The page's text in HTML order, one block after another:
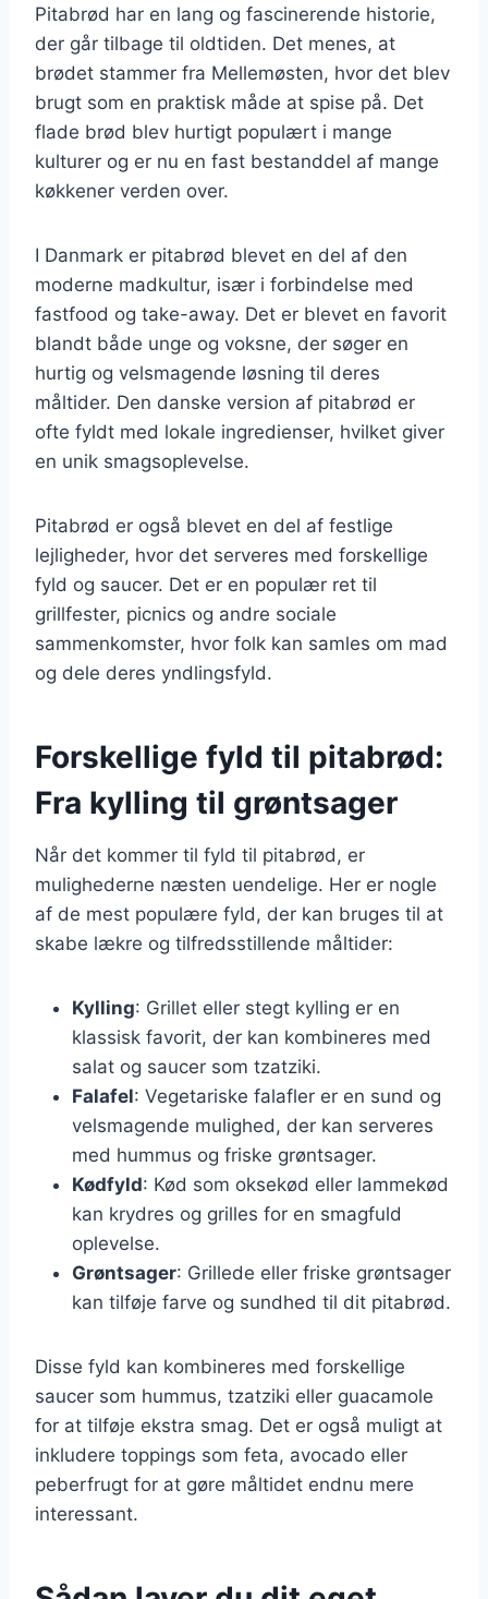
Pitabrød har en lang og fascinerende historie,
der går tilbage til oldtiden. Det menes, at
brødet stammer fra Mellemøsten, hvor det blev
brugt som en praktisk måde at spise på. Det
flade brød blev hurtigt populært i mange
kulturer og er nu en fast bestanddel af mange
køkkener verden over.
I Danmark er pitabrød blevet en del af den
moderne madkultur, især i forbindelse med
fastfood og take-away. Det er blevet en favorit
blandt både unge og voksne, der søger en
hurtig og velsmagende løsning til deres
måltider. Den danske version af pitabrød er
ofte fyldt med lokale ingredienser, hvilket giver
en unik smagsoplevelse.
Pitabrød er også blevet en del af festlige
lejligheder, hvor det serveres med forskellige
fyld og saucer. Det er en populær ret til
grillfester, picnics og andre sociale
sammenkomster, hvor folk kan samles om mad
og dele deres yndlingsfyld.
Forskellige fyld til pitabrød:
Fra kylling til grøntsager
Når det kommer til fyld til pitabrød, er
mulighederne næsten uendelige. Her er nogle
af de mest populære fyld, der kan bruges til at
skabe lækre og tilfredsstillende måltider:
Kylling: Grillet eller stegt kylling er en
klassisk favorit, der kan kombineres med
salat og saucer som tzatziki.
Falafel: Vegetariske falafler er en sund og
velsmagende mulighed, der kan serveres
med hummus og friske grøntsager.
Kødfyld: Kød som oksekød eller lammekød
kan krydres og grilles for en smagfuld
oplevelse.
Grøntsager: Grillede eller friske grøntsager
kan tilføje farve og sundhed til dit pitabrød.
Disse fyld kan kombineres med forskellige
saucer som hummus, tzatziki eller guacamole
for at tilføje ekstra smag. Det er også muligt at
inkludere toppings som feta, avocado eller
peberfrugt for at gøre måltidet endnu mere
interessant.